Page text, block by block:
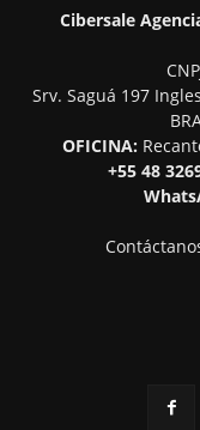
Cibersale
Srv. Saguá 197
OFICINA:
+55 48